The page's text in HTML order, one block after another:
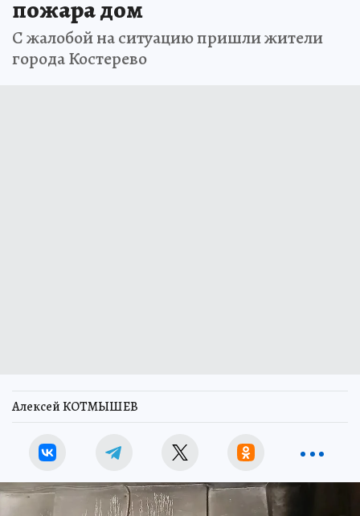
пожара дом
С жалобой на ситуацию пришли жители
города Костерево
Алексей КОТМЫШЕВ